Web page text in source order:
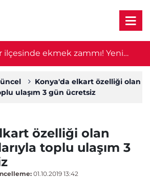
ilçesinde ekmek zammı! Yeni
girdi
Konya'da elkart özelliği olan
ulaşım 3 gün ücretsiz
özelliği olan
toplu ulaşım 3
01.10.2019 13:42